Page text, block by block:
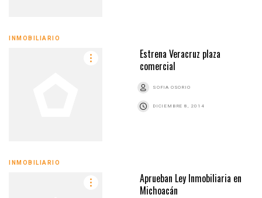
INMOBILIARIO
Estrena Veracruz plaza
comercial
SOFIA OSORIO
DICIEMBRE 8, 2014
INMOBILIARIO
Aprueban Ley Inmobiliaria en
Michoacán